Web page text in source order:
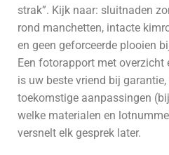
strak”. Kijk naar: sluitnaden
rond manchetten, intacte
en geen geforceerde plooien
Een foto­rapport met overzicht
is uw beste vriend bij garantie,
toekomstige aanpassingen
welke materialen en
versnelt elk gesprek later.